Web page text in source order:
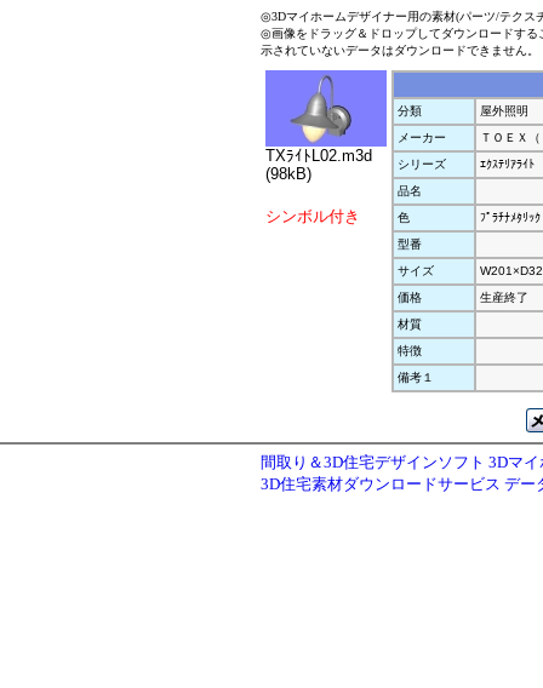
◎3Dマイホームデザイナー用の素材(パーツ/テクス
◎画像をドラッグ＆ドロップしてダウンロードす
示されていないデータはダウンロードできません。
TXﾗｲﾄL02.m3d
(98kB)
シンボル付き
分類
屋外照明
メーカー
ＴＯＥＸ
シリーズ
ｴｸｽﾃﾘｱﾗｲﾄ
品名
色
ﾌﾟﾗﾁﾅﾒﾀﾘｯｸ
型番
サイズ
価格
生産終了
材質
特徴
備考１
間取り＆3D住宅デザインソフト 3Dマ
3D住宅素材ダウンロードサービス デー